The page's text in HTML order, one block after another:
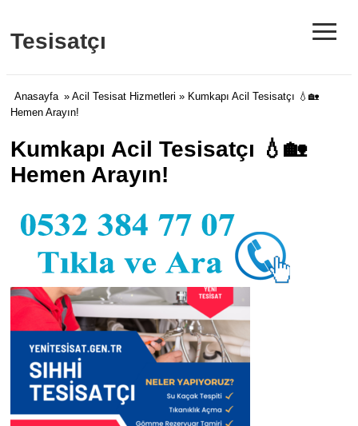
Tesisatçı ≡
Anasayfa » Acil Tesisat Hizmetleri » Kumkapı Acil Tesisatçı 💧🏡
Hemen Arayın!
Kumkapı Acil Tesisatçı 💧🏡
Hemen Arayın!